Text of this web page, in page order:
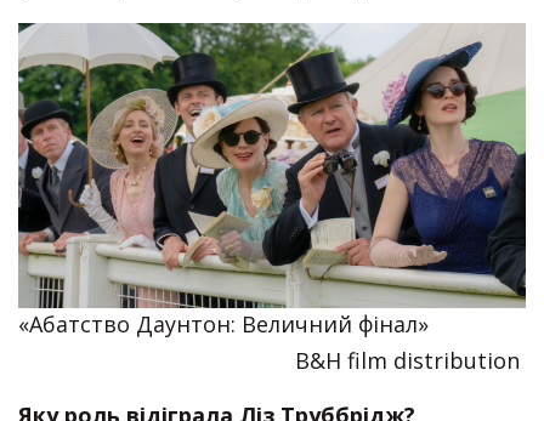
«Абатство Даунтон: Величний фінал»
B&H film distribution
Яку роль відіграла Ліз Труббрідж?